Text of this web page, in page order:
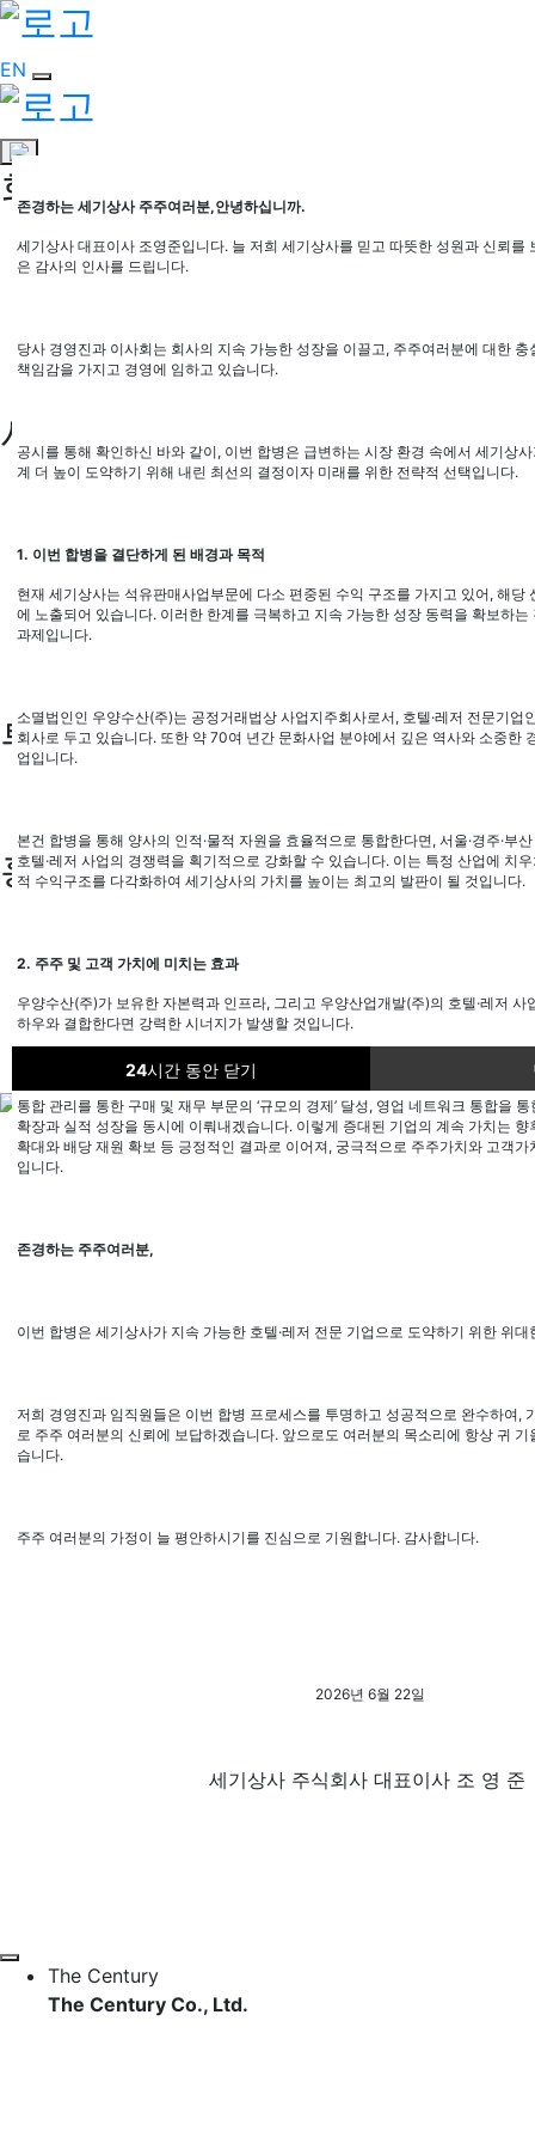
존경하는 세기상사 주주여러분,안녕하십니까.
세기상사 대표이사 조영준입니다. 늘 저희 세기상사를 믿고 따뜻한 성원과 신뢰를
은 감사의 인사를 드립니다.
당사 경영진과 이사회는 회사의 지속 가능한 성장을 이끌고, 주주여러분에 대한
책임감을 가지고 경영에 임하고 있습니다.
공시를 통해 확인하신 바와 같이, 이번 합병은 급변하는 시장 환경 속에서 세기상
계 더 높이 도약하기 위해 내린 최선의 결정이자 미래를 위한 전략적 선택입니다.
1. 이번 합병을 결단하게 된 배경과 목적
현재 세기상사는 석유판매사업부문에 다소 편중된 수익 구조를 가지고 있어, 해당
에 노출되어 있습니다. 이러한 한계를 극복하고 지속 가능한 성장 동력을 확보하
과제입니다.
소멸법인인 우양수산(주)는 공정거래법상 사업지주회사로서, 호텔·레저 전문기업
회사로 두고 있습니다. 또한 약 70여 년간 문화사업 분야에서 깊은 역사와 소중한
업입니다.
본건 합병을 통해 양사의 인적·물적 자원을 효율적으로 통합한다면, 서울·경주·부
호텔·레저 사업의 경쟁력을 획기적으로 강화할 수 있습니다. 이는 특정 산업에 치
적 수익구조를 다각화하여 세기상사의 가치를 높이는 최고의 발판이 될 것입니다.
2. 주주 및 고객 가치에 미치는 효과
우양수산(주)가 보유한 자본력과 인프라, 그리고 우양산업개발(주)의 호텔·레저 사
하우와 결합한다면 강력한 시너지가 발생할 것입니다.
통합 관리를 통한 구매 및 재무 부문의 ‘규모의 경제’ 달성, 영업 네트워크 통합을
확장과 실적 성장을 동시에 이뤄내겠습니다. 이렇게 증대된 기업의 계속 가치는
확대와 배당 재원 확보 등 긍정적인 결과로 이어져, 궁극적으로 주주가치와 고객
입니다.
존경하는 주주여러분,
이번 합병은 세기상사가 지속 가능한 호텔·레저 전문 기업으로 도약하기 위한 위대
저희 경영진과 임직원들은 이번 합병 프로세스를 투명하고 성공적으로 완수하여,
로 주주 여러분의 신뢰에 보답하겠습니다. 앞으로도 여러분의 목소리에 항상 귀 기
습니다.
주주 여러분의 가정이 늘 평안하시기를 진심으로 기원합니다. 감사합니다.
2026년 6월 22일
세기상사 주식회사 대표이사 조 영 준
24시간 동안 닫기
EN
회사소개
CEO 인사말
비전
비전
연혁
사업분야
석유판매사업부
문화레저사업부
석유판매사업부
문화레저사업부
투자정보
홍보센터
오시는길
회사소식
공지사항
회사소개
연혁
연혁
석유판매사업부
문화레저사업부
문화레저사업부
The Century
The Century Co., Ltd.